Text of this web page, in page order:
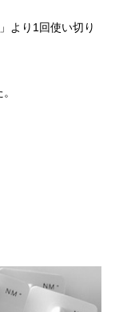
より1回使い切り